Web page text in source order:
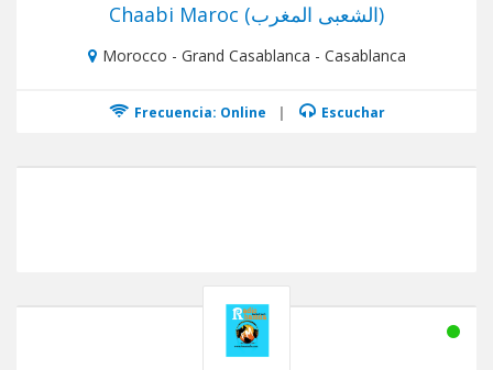
Chaabi Maroc (الشعبى المغرب)
Morocco - Grand Casablanca - Casablanca
Frecuencia: Online | Escuchar